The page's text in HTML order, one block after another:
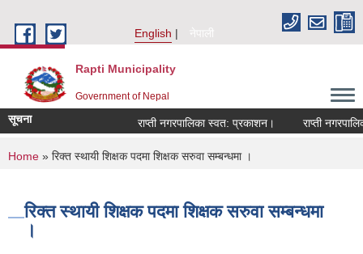
English
नेपाली
Rapti Municipality
Government of Nepal
सूचना राप्ती नगरपालिका स्वत: प्रकाशन। राप्ती
You are here
Home » रिक्त स्थायी शिक्षक पदमा शिक्षक सरुवा सम्बन्धमा ।
रिक्त स्थायी शिक्षक पदमा शिक्षक सरुवा सम्बन्धमा
।